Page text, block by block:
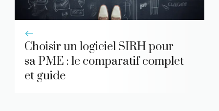
Choisir un logiciel SIRH pour
sa PME : le comparatif complet
et guide